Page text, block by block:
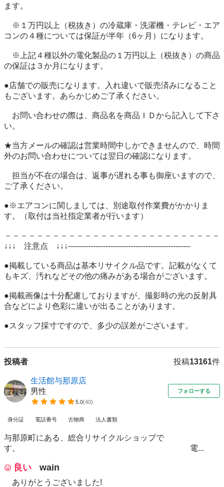
ます。
※１万円以上（税抜き）の冷蔵庫・洗濯機・テレビ・エア
コンの４種については保証が半年（6ヶ月）になります。
※上記４種以外の電化製品の１万円以上（税抜き）の商品
の保証は３か月になります。
●店舗での販売になります。入れ違いで販売済みになること
もございます。あらかじめご了承ください。
お問い合わせの際は、商品名を商品ＩＤから記入して下さ
い。
★当方メールの確認は営業時間中しかできませんので、時間
外のお問い合わせについては翌日の確認になります。
担当が不在の場合は、返事が遅れる事も御座いますので、
ご了承ください。
●※エアコンに関しましては、別途取付作業費がかかりま
す。（取付は当社指定業者が行います）
－－－－－－－－－－－－－－－－－－－－－－－－－－－
↓↓↓　注意点　↓↓↓-------------------------------------------------
●掲載している商品は基本リサイクル品です。記載がなくて
もキズ、汚れなどその他の痛みがある場合がございます。
●掲載画像は十分配慮しておりますが、撮影時の光の反射具
合などにより色彩に違いが出ることがあります。
●スタッフ採寸ですので、多少の誤差がございます。
投稿者 投稿13161件
生活館与那原店
男性
5.0(40)
フォローする
身分証 電話番号 古物商 法人書類
与那原町にある、総合リサイクルショップで
す。 電...
良い wain
ありがとうございました!